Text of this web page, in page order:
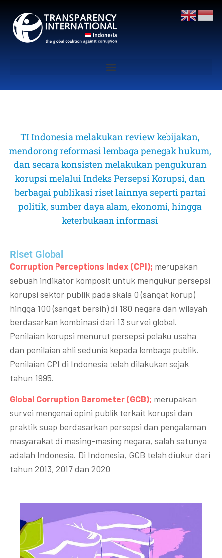
TI Indonesia melakukan review kebijakan,
mendorong reformasi lembaga penegak hukum,
dan secara konsisten melakukan pengukuran
korupsi melalui Indeks Persepsi Korupsi, dan
berbagai publikasi riset lainnya seperti partai
politik, sumber daya alam, ekonomi, hingga
keterbukaan informasi
Riset Global​
Corruption Perceptions Index (CPI); merupakan
sebuah indikator komposit untuk mengukur persepsi
korupsi sektor publik pada skala 0 (sangat korup)
hingga 100 (sangat bersih) di 180 negara dan wilayah
berdasarkan kombinasi dari 13 survei global.
Penilaian korupsi menurut persepsi pelaku usaha
dan penilaian ahli sedunia kepada lembaga publik.
Penilaian CPI di Indonesia telah dilakukan sejak
tahun 1995.
Global Corruption Barometer (GCB); merupakan
survei mengenai opini publik terkait korupsi dan
praktik suap berdasarkan persepsi dan pengalaman
masyarakat di masing-masing negara, salah satunya
adalah Indonesia. Di Indonesia, GCB telah diukur dari
tahun 2013, 2017 dan 2020.